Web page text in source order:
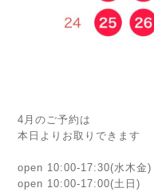
4月のご予約は
本日よりお取りできます
open 10:00-17:30(水木金)
open 10:00-17:00(土日)